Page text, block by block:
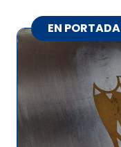
EN PORTADA